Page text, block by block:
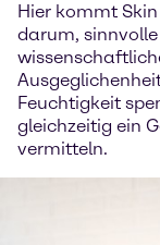
Hier kommt
darum,
Feuchtigkeit
gleichzeitig ein
vermitteln.